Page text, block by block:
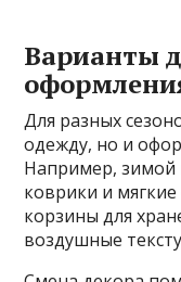
Варианты
Для разных
одежду, но и
Например,
коврики и
корзины для
воздушные